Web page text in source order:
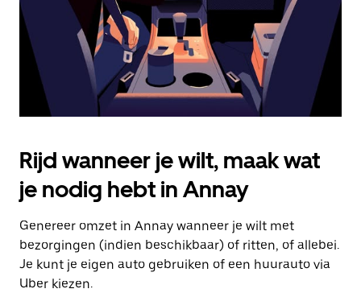
agenda
te
sluiten.
Rijd wanneer je wilt, maak wat
je nodig hebt in Annay
Genereer omzet in Annay wanneer je wilt met
bezorgingen (indien beschikbaar) of ritten, of allebei.
Je kunt je eigen auto gebruiken of een huurauto via
Uber kiezen.